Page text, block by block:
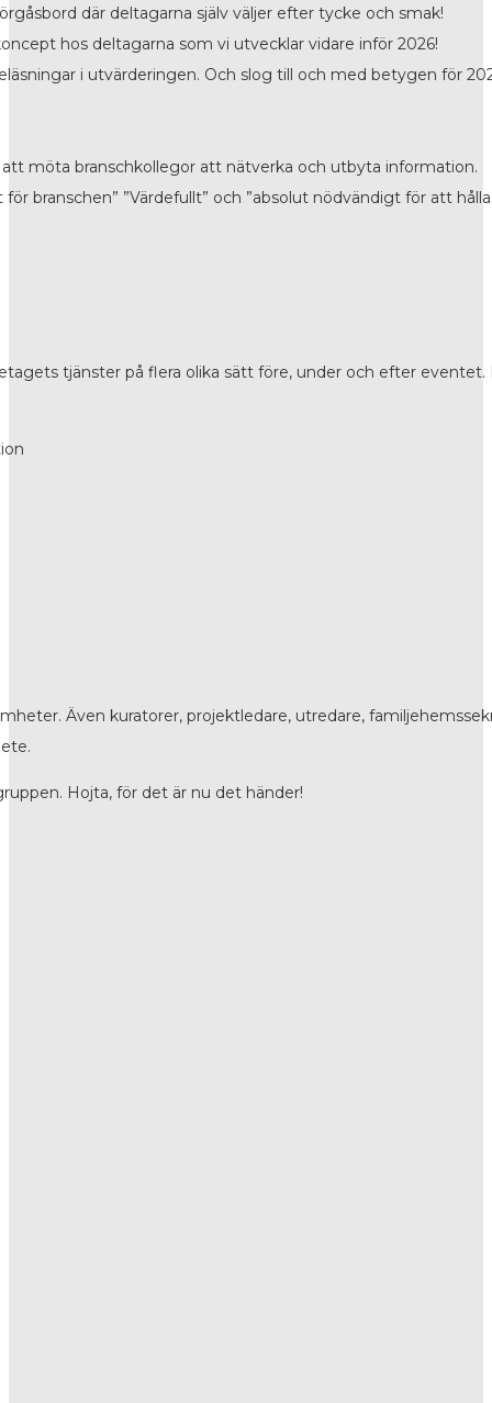
där deltagarna själv väljer efter tycke och smak!
hos deltagarna som vi utvecklar vidare inför 2026!
i utvärderingen. Och slog till och med betygen för
möta branschkollegor att nätverka och utbyta information.
branschen” ”Värdefullt” och ”absolut nödvändigt för att
tjänster på flera olika sätt före, under och efter eventet.
Även kuratorer, projektledare, utredare,
Hojta, för det är nu det händer!